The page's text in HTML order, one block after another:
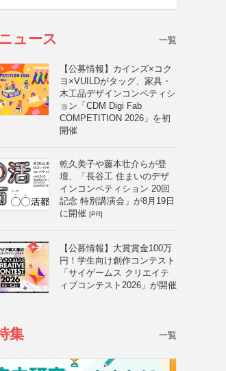
ュース 一覧
【公募情報】カインズ×コク
ヨ×VUILDがタッグ、家具・
木工品デザインコンペティシ
ョン「CDM Digi Fab
COMPETITION 2026」を初
開催
乾久美子や藤本壮介らが登
壇、「長谷工 住まいのデザ
インコンペティション 20回
記念 特別講演会」が8月19日
に開催 [PR]
【公募情報】大賞賞金100万
円！学生向け創作コンテスト
「サイゲームス クリエイテ
ィブコンテスト2026」が開催
集 一覧